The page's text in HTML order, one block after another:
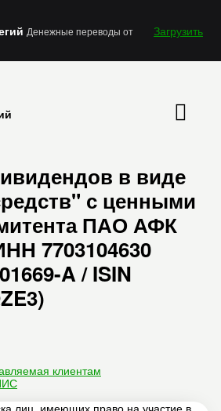
Денежные переводы от
Загрузить
в виде
с ценными
ПАО АФК
7703104630
A / ISIN
клиентам